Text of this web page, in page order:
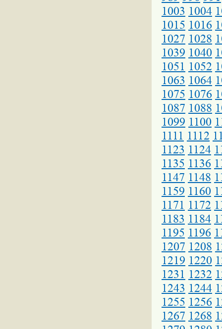
1003 1004
1015 1016
1027 1028
1039 1040
1051 1052
1063 1064
1075 1076
1087 1088
1099 1100
1111 1112
1123 1124
1135 1136
1147 1148
1159 1160
1171 1172
1183 1184
1195 1196
1207 1208
1219 1220
1231 1232
1243 1244
1255 1256
1267 1268